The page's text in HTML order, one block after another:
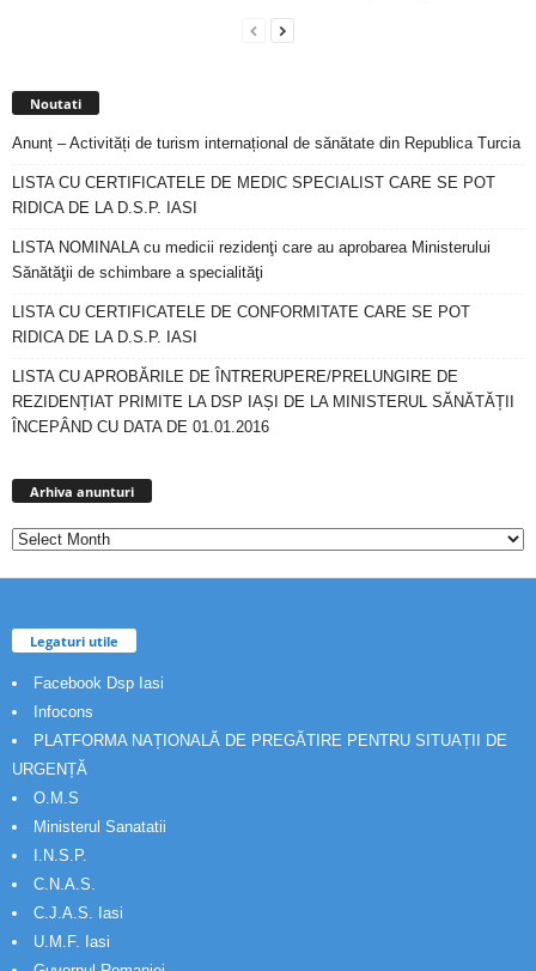
Noutati
Anunț – Activități de turism internațional de sănătate din Republica Turcia
LISTA CU CERTIFICATELE DE MEDIC SPECIALIST CARE SE POT
RIDICA DE LA D.S.P. IASI
LISTA NOMINALA cu medicii rezidenţi care au aprobarea Ministerului
Sănătăţii de schimbare a specialităţi
LISTA CU CERTIFICATELE DE CONFORMITATE CARE SE POT
RIDICA DE LA D.S.P. IASI
LISTA CU APROBĂRILE DE ÎNTRERUPERE/PRELUNGIRE DE
REZIDENȚIAT PRIMITE LA DSP IAȘI DE LA MINISTERUL SĂNĂTĂȚII
ÎNCEPÂND CU DATA DE 01.01.2016
Arhiva anunturi
Legaturi utile
Facebook Dsp Iasi
Infocons
PLATFORMA NAȚIONALĂ DE PREGĂTIRE PENTRU SITUAȚII DE
URGENȚĂ
O.M.S
Ministerul Sanatatii
I.N.S.P.
C.N.A.S.
C.J.A.S. Iasi
U.M.F. Iasi